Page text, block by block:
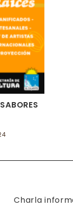
Charla